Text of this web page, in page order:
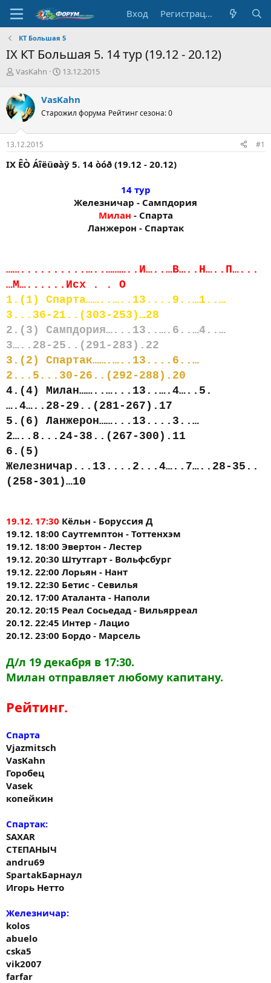
Вход Регистрация
КТ Большая 5
IX КТ Большая 5. 14 тур (19.12 - 20.12)
А
т
о
р
е
м
ы
VasKahn
Д
а
н
ч
а
13.12.2015
VasKahn
Старожил форума Рейтинг сезона: 0
13.12.2015 #1
IX ÊÒ Áîëüøàÿ 5. 14 òóð (19.12 - 20.12)
14 тур
Железничар - Сампдория
Милан - Спарта
Ланжерон - Спартак​
……..........…..………..И…..…В…..Н…..П…...
…М…......Исх . . О
1.(1) Спарта……..…..13....9..…1..…
3...36-21..(303-253)…28
2.(3) Сампдория…...13..….6..…4..…
3…..28-25..(291-283).22
3.(2) Спартак…….…..13....6..…
2...5...30-26..(292-288).20
4.(4) Милан……..…...13..….4…..5.
….4…..28-29..(281-267).17
5.(6) Ланжерон……...13....3..…
2…..8...24-38..(267-300).11
6.(5)
Железничар...13....2...4…..7…..28-35..
(258-301)…10
19.12. 17:30 Кёльн - Боруссия Д
19.12. 18:00 Саутгемптон - Тоттенхэм
19.12. 18:00 Эвертон - Лестер
19.12. 20:30 Штутгарт - Вольфсбург
19.12. 22:00 Лорьян - Нант
19.12. 22:30 Бетис - Севилья
20.12. 17:00 Аталанта - Наполи
20.12. 20:15 Реал Сосьедад - Вильярреал
20.12. 22:45 Интер - Лацио
20.12. 23:00 Бордо - Марсель
Д/л 19 декабря в 17:30.
Милан отправляет любому капитану.
Рейтинг.
Спарта
Vjazmitsch
VasKahn
Горобец
Vasek
копейкин
Спартак:
SAXAR
СТЕПАНЫЧ
andru69
SpartakБарнаул
Игорь Нетто
Железничар:
kolos
abuelo
cska5
vik2007
farfar